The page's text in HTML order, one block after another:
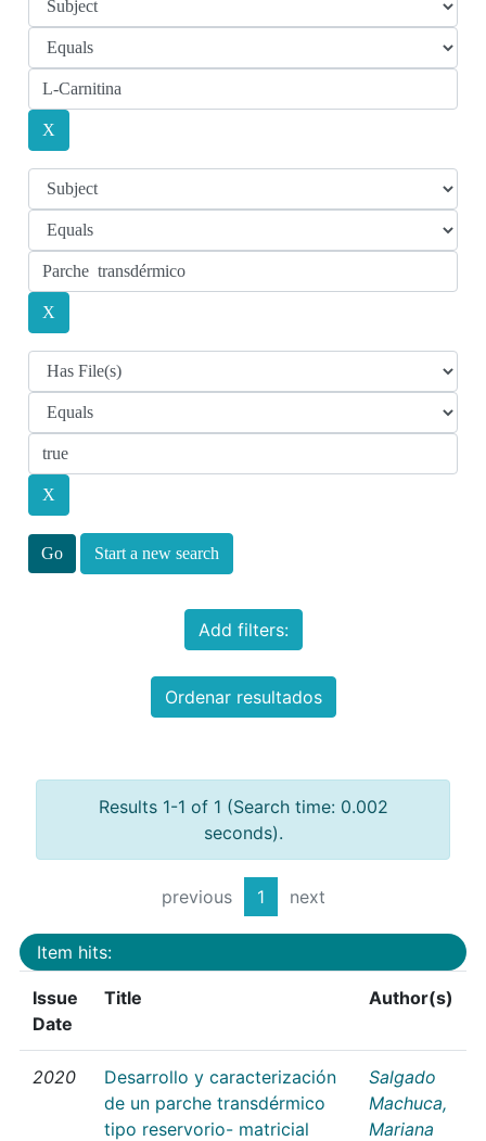
Start a new search
Add filters:
Ordenar resultados
Results 1-1 of 1 (Search time: 0.002
seconds).
previous 1 next
Item hits:
Issue
Date
Title Author(s)
2020
Desarrollo y caracterización
de un parche transdérmico
tipo reservorio- matricial
Salgado
Machuca,
Mariana